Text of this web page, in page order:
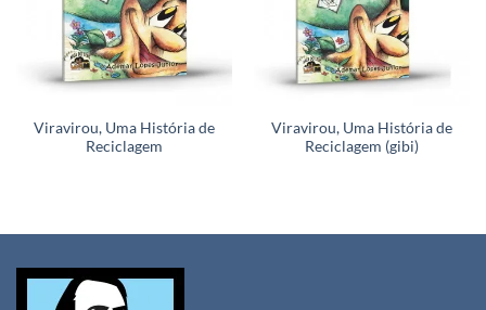
Viravirou, Uma História de
Reciclagem
Viravirou, Uma História de
Reciclagem (gibi)